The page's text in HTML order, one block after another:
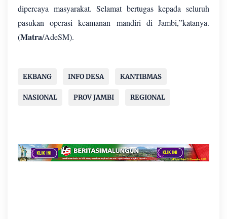
dipercaya masyarakat. Selamat bertugas kepada seluruh
pasukan operasi keamanan mandiri di Jambi,”katanya.
(Matra/AdeSM).
EKBANG INFO DESA KANTIBMAS
NASIONAL PROV JAMBI REGIONAL